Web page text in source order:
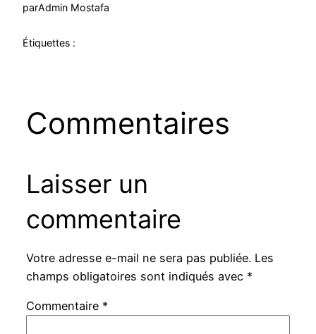
parAdmin Mostafa
Étiquettes :
Commentaires
Laisser un
commentaire
Votre adresse e-mail ne sera pas publiée. Les
champs obligatoires sont indiqués avec *
Commentaire *